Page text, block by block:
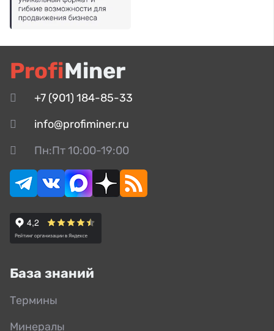
ProfiMiner
+7 (901) 184-85-33
info@profiminer.ru
Пн:Пт 10:00-19:00
База знаний
Термины
Минералы